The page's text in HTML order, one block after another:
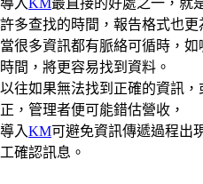
導入KM最直接的好處之一，就
許多查找的時間，報告格式也更
當很多資訊都有脈絡可循時，
時間，將更容易找到資料。
以往如果無法找到正確的資訊
正，管理者便可能錯估營收，
導入KM可避免資訊傳遞過程出
工確認訊息。